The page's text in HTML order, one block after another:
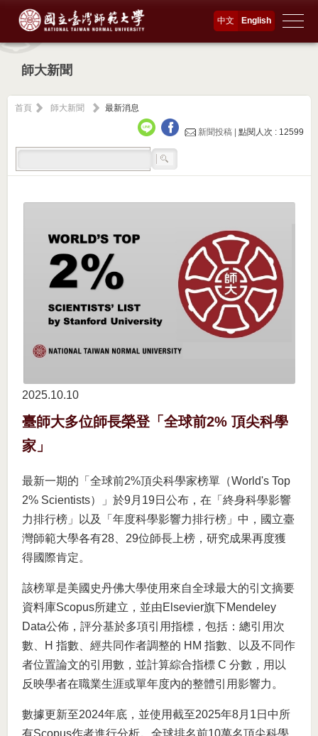
English
中文
師大新聞
首頁 師大新聞 最新消息
新聞投稿 |點閱人次 : 12599
2025.10 10
臺師大多位師長榮登「全球前2% 頂尖科學
家」
最新一期的「全球前2%頂尖科學家榜單（World's Top
2% Scientists）」於9月19日公布，在「終身科學影響
力排行榜」以及「年度科學影響力排行榜」中，國立臺
灣師範大學各有28、29位師長上榜，研究成果再度獲
得國際肯定。
該榜單是美國史丹佛大學使用來自全球最大的引文摘要
資料庫Scopus所建立，並由Elsevier旗下Mendeley
Data公佈，評分基於多項引用指標，包括：總引用次
數、H 指數、經共同作者調整的 HM 指數、以及不同作
者位置論文的引用數，並計算綜合指標 C 分數，用以
反映學者在職業生涯或單年度內的整體引用影響力。
數據更新至2024年底，並使用截至2025年8月1日中所
有Scopus作者進行分析。全球排名前10萬名頂尖科學